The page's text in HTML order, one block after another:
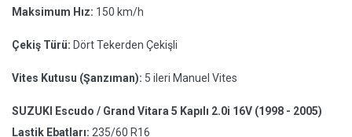
Maksimum Hız: 150 km/h
Çekiş Türü: Dört Tekerden Çekişli
Vites Kutusu (Şanzıman): 5 ileri Manuel Vites
SUZUKI Escudo / Grand Vitara 5 Kapılı 2.0i 16V (1998 - 2005)
Lastik Ebatları: 235/60 R16